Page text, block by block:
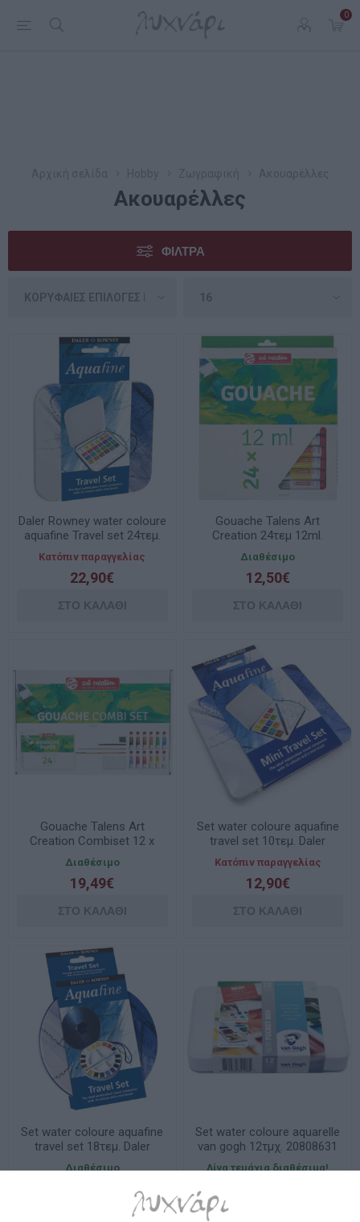
0
Ακουαρέλλες
ΦΊΛΤΡΑ
Daler Rowney water coloure
aquafine Travel set 24τεμ.
Κατόπιν παραγγελίας
22,90€
Gouache Talens Art
Creation 24τεμ 12ml.
Διαθέσιμο
12,50€
Gouache Talens Art
Creation Combiset 12 x
12ml 9011613
Διαθέσιμο
19,49€
Set water coloure aquafine
travel set 10τεμ. Daler
Κατόπιν παραγγελίας
12,90€
Set water coloure aquafine
travel set 18τεμ. Daler
Rowney
Διαθέσιμο
Set water coloure aquarelle
van gogh 12τμχ. 20808631
Royal Talens
Λίγα τεμάχια διαθέσιμα!